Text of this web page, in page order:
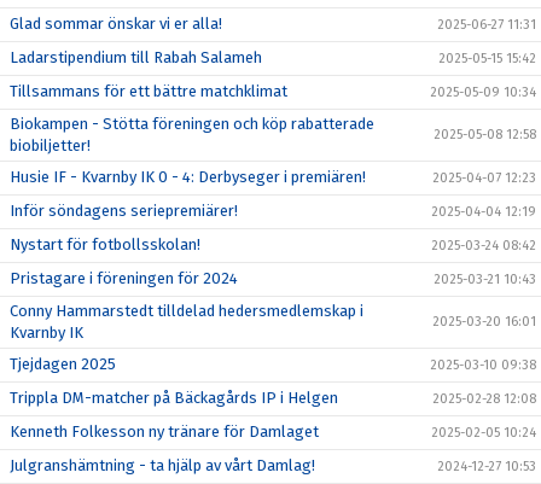
Glad sommar önskar vi er alla! 2025-06-27 11:31
Ladarstipendium till Rabah Salameh 2025-05-15 15:42
Tillsammans för ett bättre matchklimat 2025-05-09 10:34
Biokampen - Stötta föreningen och köp rabatterade
biobiljetter!
2025-05-08 12:58
Husie IF - Kvarnby IK 0 - 4: Derbyseger i premiären! 2025-04-07 12:23
Inför söndagens seriepremiärer! 2025-04-04 12:19
Nystart för fotbollsskolan! 2025-03-24 08:42
Pristagare i föreningen för 2024 2025-03-21 10:43
Conny Hammarstedt tilldelad hedersmedlemskap i
Kvarnby IK
2025-03-20 16:01
Tjejdagen 2025 2025-03-10 09:38
Trippla DM-matcher på Bäckagårds IP i Helgen 2025-02-28 12:08
Kenneth Folkesson ny tränare för Damlaget 2025-02-05 10:24
Julgranshämtning - ta hjälp av vårt Damlag! 2024-12-27 10:53